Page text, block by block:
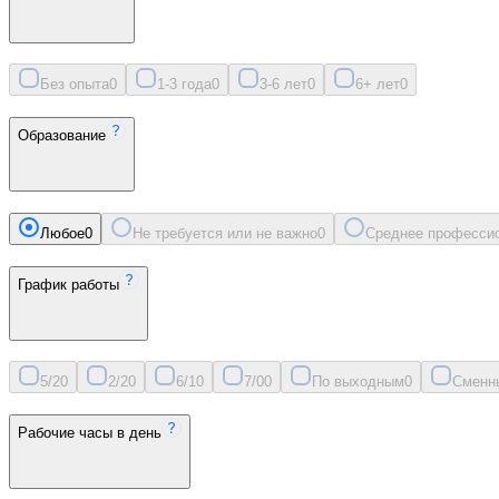
Без опыта0 1-3 года0 3-6 лет0 6+ лет0
Образование
Любое0 Не требуется или не важно0 Среднее
График работы
5/20 2/20 6/10 7/00 По выходным0
Рабочие часы в день